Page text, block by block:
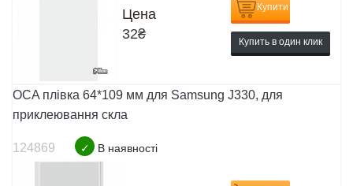
Цена
32₴
Купити
Купить в один клик
OCA плівка 64*109 мм для Samsung J330, для
приклеювання скла
124869 ✓ В наявності